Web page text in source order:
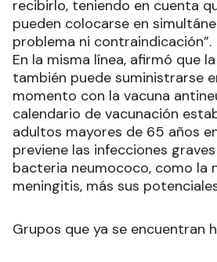
recibirlo, teniendo en cuenta
pueden colocarse en
problema ni contraindicación”.
En la misma línea, afirmó que
también puede suministrarse
momento con la vacuna
calendario de vacunación
adultos mayores de 65 años
previene las infecciones
bacteria neumococo, como la
meningitis, más sus
Grupos que ya se encuentran